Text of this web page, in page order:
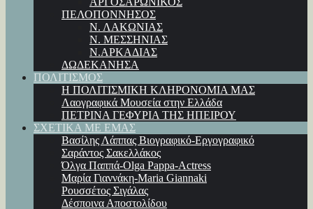
ΠΕΛΟΠΟΝΝΗΣΟΣ
Ν. ΛΑΚΩΝΙΑΣ
Ν. ΜΕΣΣΗΝΙΑΣ
Ν.ΑΡΚΑΔΙΑΣ
ΔΩΔΕΚΑΝΗΣΑ
ΠΟΛΙΤΙΣΜΟΣ
Η ΠΟΛΙΤΙΣΜΙΚΗ ΚΛΗΡΟΝΟΜΙΑ ΜΑΣ
Λαογραφικά Μουσεία στην Ελλάδα
ΠΕΤΡΙΝΑ ΓΕΦΥΡΙΑ ΤΗΣ ΗΠΕΙΡΟΥ
ΣΧΕΤΙΚΑ ΜΕ ΕΜΑΣ
Βασίλης Λάππας Βιογραφικό-Εργογραφικό
Σαράντος Σακελλάκος
Όλγα Παππά-Olga Pappa-Αctress
Μαρία Γιαννάκη-Maria Giannaki
Ρουσσέτος Σιγάλας
Δέσποινα Αποστολίδου